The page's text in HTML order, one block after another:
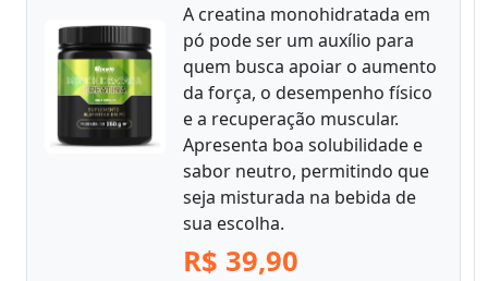
A creatina monohidratada em
pó pode ser um auxílio para
quem busca apoiar o aumento
da força, o desempenho físico
e a recuperação muscular.
Apresenta boa solubilidade e
sabor neutro, permitindo que
seja misturada na bebida de
sua escolha.
R$ 39,90